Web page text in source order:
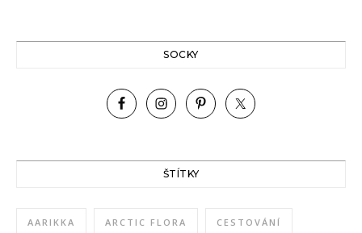
SOCKY
ŠTÍTKY
AARIKKA ARCTIC FLORA CESTOVÁNÍ